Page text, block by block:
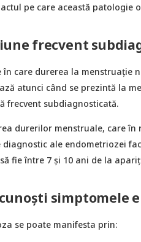
pe care această patologie
frecvent
care durerea la menstruație
atunci când se prezintă la
frecvent subdiagnosticată.
durerilor menstruale, care în
diagnostic ale endometriozei
fie între 7 și 10 ani de la
simptomele
se poate manifesta prin: